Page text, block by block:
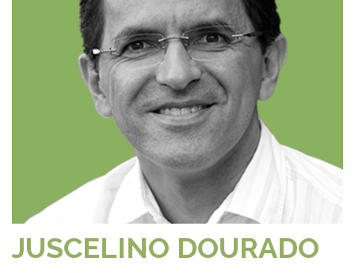
JUSCELINO DOURADO